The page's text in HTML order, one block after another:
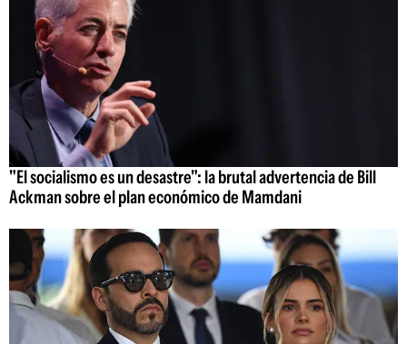
"El socialismo es un desastre": la brutal advertencia de Bill
Ackman sobre el plan económico de Mamdani